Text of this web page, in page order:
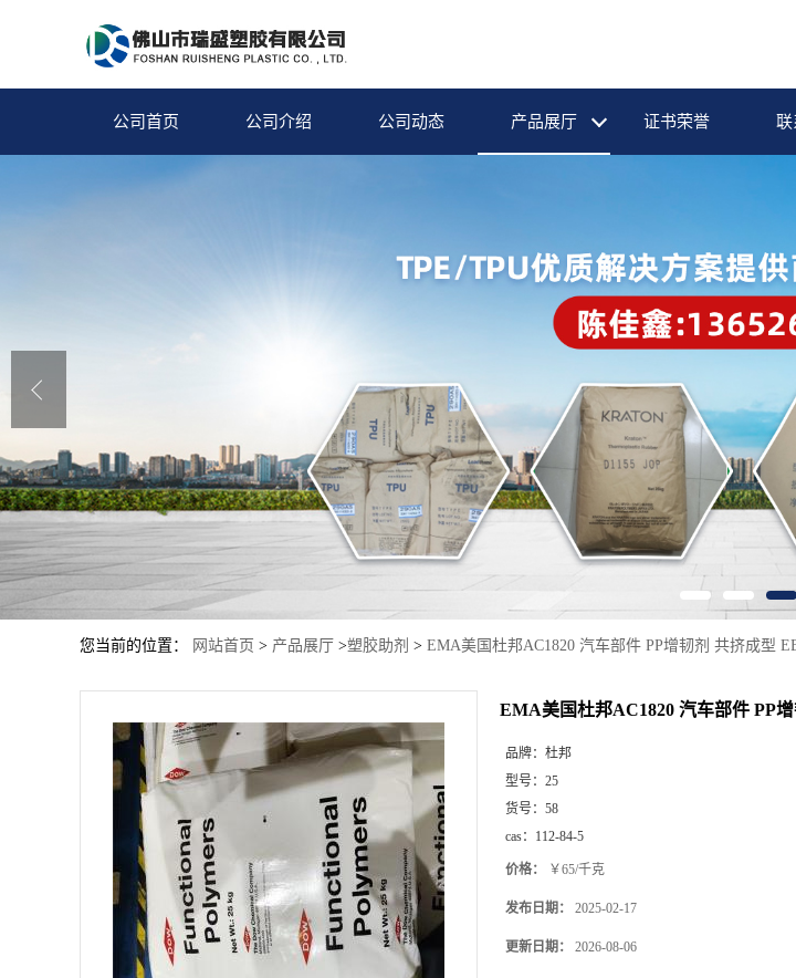
公司首页 公司介绍 公司动态 产品展厅 证书荣誉 联
您当前的位置： 网站首页 > 产品展厅 >塑胶助剂 > EMA美国杜邦AC1820 汽车部件 PP增韧剂 共挤成型
EMA美国杜邦AC1820 汽车部件 PP
品牌： 杜邦
型号： 25
货号： 58
cas： 112-84-5
价格： ￥65/千克
发布日期： 2025-02-17
更新日期： 2026-08-06